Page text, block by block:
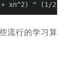
xn^2) ^ (1/2)
流行的学习算